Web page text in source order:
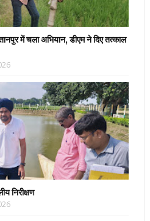
में चला अभियान, डीएम ने दिए तत्काल
निरीक्षण